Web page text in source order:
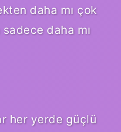
daha mı çok
daha mı
her yerde güçlü